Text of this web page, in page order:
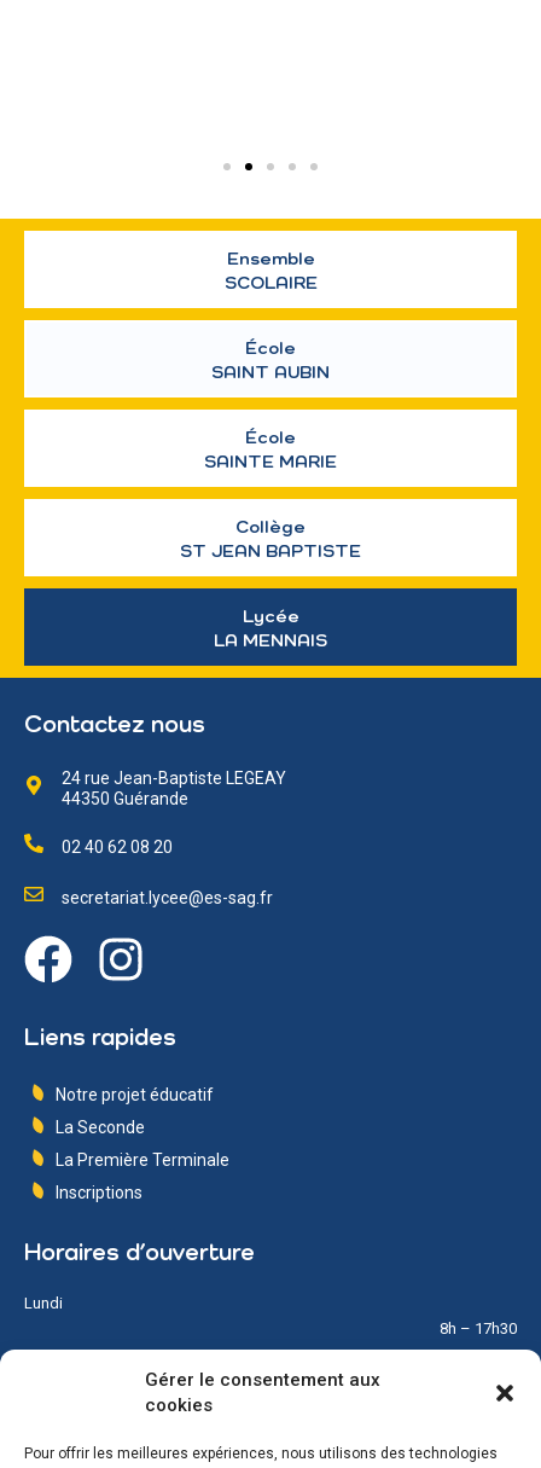
Gérer le consentement aux
cookies
Pour offrir les meilleures expériences, nous utilisons des technologies
Ensemble
SCOLAIRE
École
SAINT AUBIN
École
SAINTE MARIE
Collège
ST JEAN BAPTISTE
Lycée
LA MENNAIS
Contactez nous
24 rue Jean-Baptiste LEGEAY
44350 Guérande
02 40 62 08 20
secretariat.lycee@es-sag.fr
Liens rapides
Notre projet éducatif
La Seconde
La Première Terminale
Inscriptions
Horaires d’ouverture
Lundi
8h – 17h30
8h – 17h30
Mercredi